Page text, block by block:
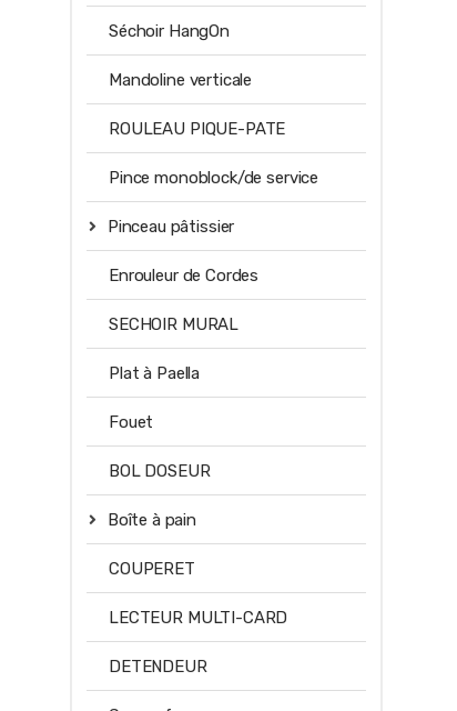
Séchoir HangOn
Mandoline verticale
ROULEAU PIQUE-PATE
Pince monoblock/de service
Pinceau pâtissier
Enrouleur de Cordes
SECHOIR MURAL
Plat à Paella
Fouet
BOL DOSEUR
Boîte à pain
COUPERET
LECTEUR MULTI-CARD
DETENDEUR